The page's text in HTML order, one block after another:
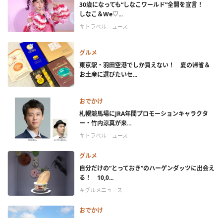
30歳になっても“しなこワールド”全開を宣言！
しなこ＆We♡...
＃トラベルニュース
グルメ
東京駅・羽田空港でしか買えない！ 夏の帰省＆
お土産に選びたいセ...
おでかけ
札幌競馬場にJRA年間プロモーションキャラクタ
ー・竹内涼真が来...
＃トラベルニュース
グルメ
自分だけの”とっておき”のハーゲンダッツに出会え
る！ 10,0...
＃グルメニュース
おでかけ